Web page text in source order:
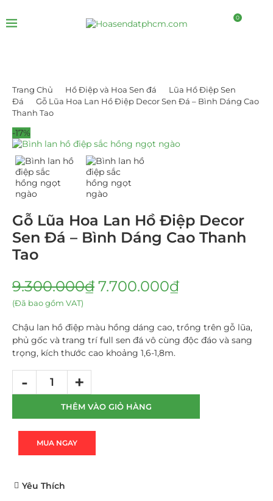
0
Trang Chủ Hồ Điệp và Hoa Sen đá
Lũa Hồ Điệp Sen
Đá
Gỗ Lũa Hoa Lan Hồ Điệp Decor Sen Đá – Bình Dáng Cao
Thanh Tao
-17%
Gỗ Lũa Hoa Lan Hồ Điệp Decor
Sen Đá – Bình Dáng Cao Thanh
Tao
9.300.000₫ 7.700.000₫
(Đã bao gồm VAT)
Chậu lan hồ điệp màu hồng dáng cao, trồng trên gỗ lũa,
phủ gốc và trang trí full sen đá vô cùng độc đáo và sang
trọng, kích thước cao khoảng 1,6-1,8m.
THÊM VÀO GIỎ HÀNG
MUA NGAY
Yêu Thích